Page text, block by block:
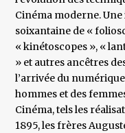
Cinéma moderne.
soixantaine de «
« kinétoscopes », «
» et autres ancêtres
l’arrivée du
hommes et des
Cinéma, tels les
1895, les frères